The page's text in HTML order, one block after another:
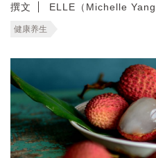
撰文 ELLE（Michelle
健康养生